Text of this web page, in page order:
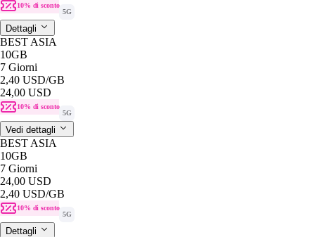
10% di sconto
5G
Dettagli
BEST ASIA
10GB
7 Giorni
2,40 USD/GB
24,00 USD
10% di sconto
5G
Vedi dettagli
BEST ASIA
10GB
7 Giorni
24,00 USD
2,40 USD/GB
10% di sconto
5G
Dettagli